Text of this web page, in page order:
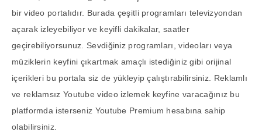
bir video portalıdır. Burada çeşitli programları televizyondan
açarak izleyebiliyor ve keyifli dakikalar, saatler
geçirebiliyorsunuz. Sevdiğiniz programları, videoları veya
müziklerin keyfini çıkartmak amaçlı istediğiniz gibi orijinal
içerikleri bu portala siz de yükleyip çalıştırabilirsiniz. Reklamlı
ve reklamsız Youtube video izlemek keyfine varacağınız bu
platformda isterseniz Youtube Premium hesabına sahip
olabilirsiniz.